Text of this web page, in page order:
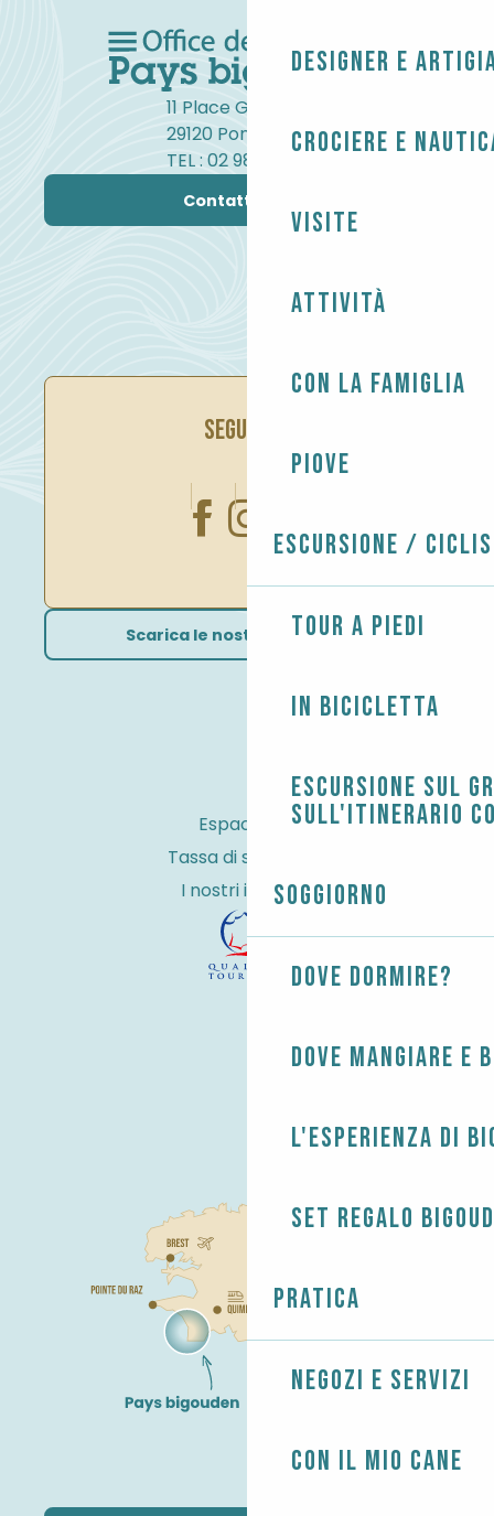
Designer e
Crociere e
Visite
Attività
Con la famiglia
Piove
Escursione /
Tour a piedi
In bicicletta
Escursione sul
sull'itinerario
Soggiorno
Dove dormire?
Dove mangiare e
L'esperienza di
Set regalo
Pratica
Negozi e servizi
Con il mio cane
11 Place Gambetta
29120 Pont-l'Abbé
TEL : 02 98 82 37 99
Contattateci
SEGUITECI
Scarica le nostre brochure
Espace Pro
Tassa di soggiorno
I nostri impegni